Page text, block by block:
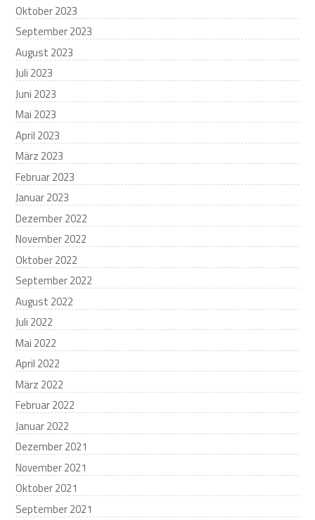
Oktober 2023
September 2023
August 2023
Juli 2023
Juni 2023
Mai 2023
April 2023
März 2023
Februar 2023
Januar 2023
Dezember 2022
November 2022
Oktober 2022
September 2022
August 2022
Juli 2022
Mai 2022
April 2022
März 2022
Februar 2022
Januar 2022
Dezember 2021
November 2021
Oktober 2021
September 2021